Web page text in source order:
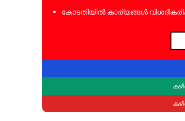
കോടതിയിൽ കാര്യങ്ങൾ